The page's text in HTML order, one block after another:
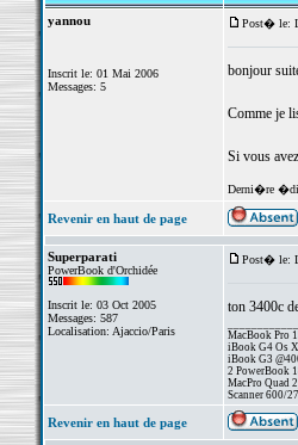
yannou
Inscrit le: 01 Mai 2006
Messages: 5
Post� le:
bonjour
Comme je
Si vous
Derni�re
Revenir en haut de page
Superparati
PowerBook d'Orchidée
Inscrit le: 03 Oct 2005
Messages: 587
Localisation: Ajaccio/Paris
Post� le:
ton 3400c
MacBook Pro
iBook G4 Os
iBook G3
2 PowerBook
MacPro Quad
Scanner 600/
Revenir en haut de page